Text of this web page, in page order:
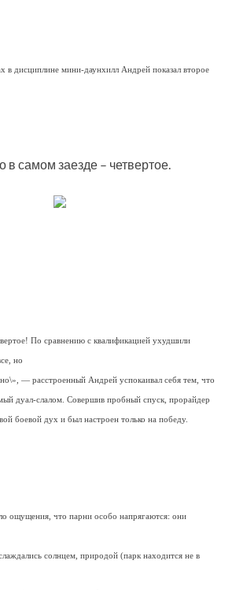
в дисциплине мини-даунхилл Андрей показал второе
в самом заезде – четвертое.
По сравнению с квалификацией ухудшили
но
— расстроенный Андрей успокаивал себя тем, что
дуал-слалом. Совершив пробный спуск, прорайдер
боевой дух и был настроен только на победу.
ощущения, что парни особо напрягаются: они
солнцем, природой (парк находится не в